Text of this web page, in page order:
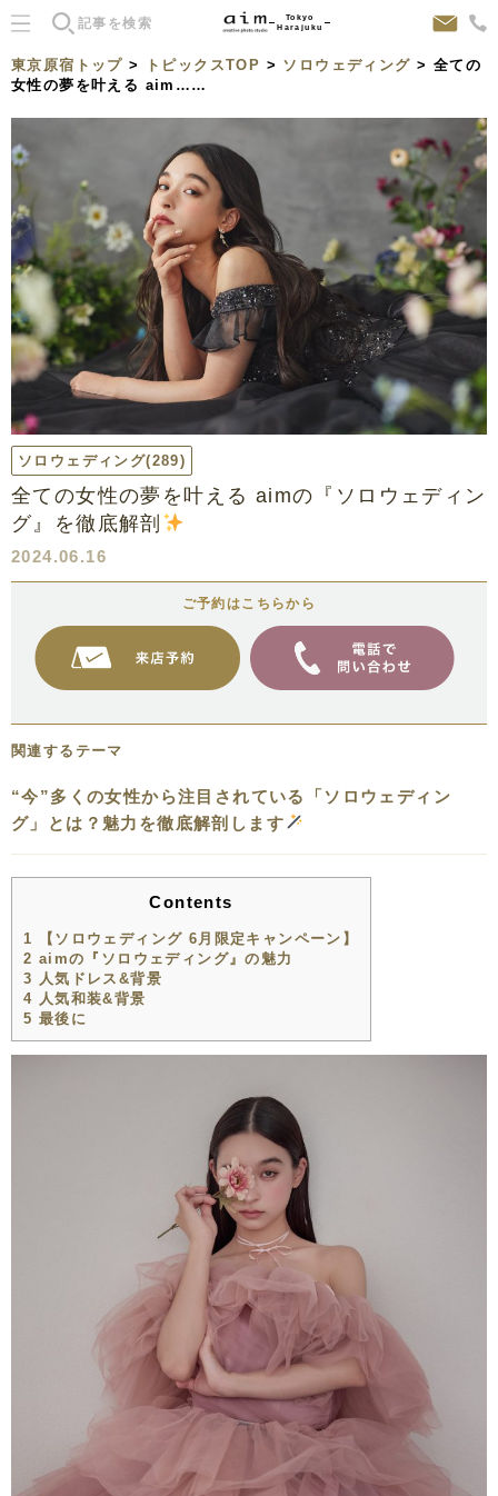
Tokyo
Harajuku
東京原宿トップ > トピックスTOP > ソロウェディング > 全ての
女性の夢を叶える aim……
ソロウェディング(289)
全ての女性の夢を叶える aimの『ソロウェディン
グ』を徹底解剖
2024.06.16
ご予約はこちらから
関連するテーマ
“今”多くの女性から注目されている「ソロウェディン
グ」とは？魅力を徹底解剖します
Contents
1 【ソロウェディング 6月限定キャンペーン】
2 aimの『ソロウェディング』の魅力
3 人気ドレス&背景
4 人気和装&背景
5 最後に